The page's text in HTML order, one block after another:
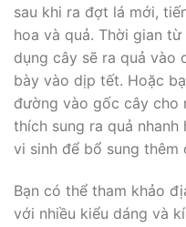
sau khi ra đợt lá mới,
hoa và quả. Thời gian
dụng cây sẽ ra quả vào
bày vào dịp tết. Hoặc
đường vào gốc cây cho
thích sung ra quả nhanh
vi sinh để bổ sung thêm
Bạn có thể tham khảo
với nhiều kiểu dáng và